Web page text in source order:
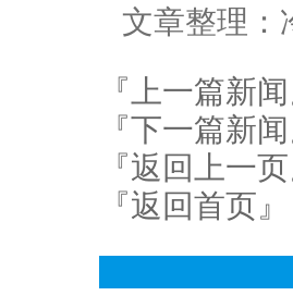
文章整理：
『上一篇新
『下一篇新
『返回上一
『返回首页』